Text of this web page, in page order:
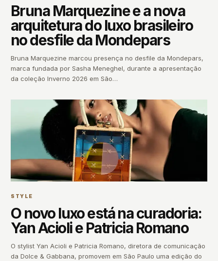
Bruna Marquezine e a nova
arquitetura do luxo brasileiro
no desfile da Mondepars
Bruna Marquezine marcou presença no desfile da Mondepars,
marca fundada por Sasha Meneghel, durante a apresentação
da coleção Inverno 2026 em São…
STYLE
O novo luxo está na curadoria:
Yan Acioli e Patricia Romano
O stylist Yan Acioli e Patricia Romano, diretora de comunicação
da Dolce & Gabbana, promovem em São Paulo uma edição do